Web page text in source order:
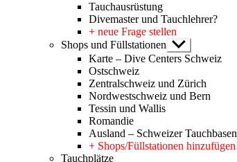
Tauchausrüstung
Divemaster und Tauchlehrer?
+ neue Frage stellen
Shops und Füllstationen Untermenü
anzeigen
Karte – Dive Centers Schweiz
Ostschweiz
Zentralschweiz und Zürich
Nordwestschweiz und Bern
Tessin und Wallis
Romandie
Ausland – Schweizer Tauchbasen
+ Shops/Füllstationen hinzufügen
Tauchplätze